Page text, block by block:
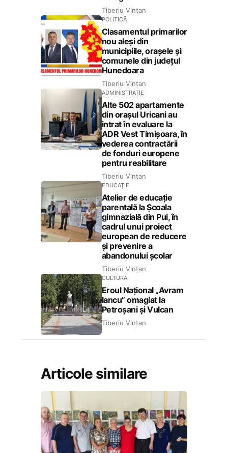
Tiberiu Vințan
POLITICĂ
Clasamentul primarilor
nou aleși din
municipiile, orașele și
comunele din județul
Hunedoara
Tiberiu Vințan
ADMINISTRAȚIE
Alte 502 apartamente
din orașul Uricani au
intrat în evaluare la
ADR Vest Timișoara, în
vederea contractării
de fonduri europene
pentru reabilitare
Tiberiu Vințan
EDUCAȚIE
Atelier de educație
parentală la Școala
gimnazială din Pui, în
cadrul unui proiect
european de reducere
și prevenire a
abandonului școlar
Tiberiu Vințan
CULTURĂ
Eroul Național „Avram
Iancu” omagiat la
Petroșani și Vulcan
Tiberiu Vințan
Articole similare